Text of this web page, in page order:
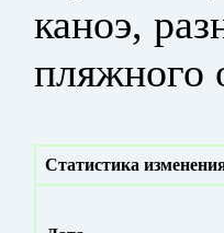
каноэ,
пляжного
Статистика